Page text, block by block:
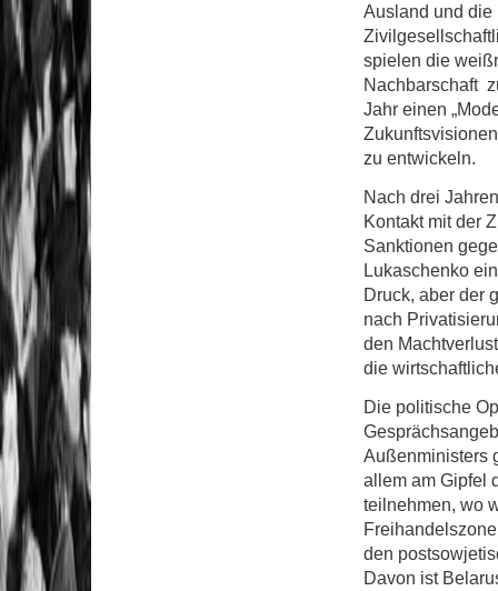
Ausland und die
spielen die
Nachbarschaft
Jahr einen
zu entwickeln.
Nach drei
Kontakt mit der
Sanktionen
Lukaschenko
Druck, aber der
nach
den
die
Die politische
Außenministers
allem am Gipfel
teilnehmen, wo
den
Davon ist